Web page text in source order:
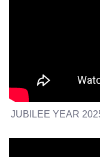
JUBILEE YEAR